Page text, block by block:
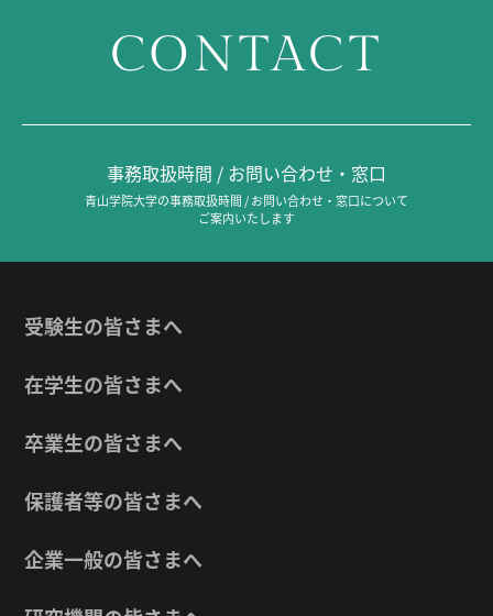
CONTACT
事務取扱時間 / お問い合わせ・窓口
青山学院大学の事務取扱時間 / お問い合わせ・窓口について
ご案内いたします
受験生の皆さまへ
在学生の皆さまへ
卒業生の皆さまへ
保護者等の皆さまへ
企業一般の皆さまへ